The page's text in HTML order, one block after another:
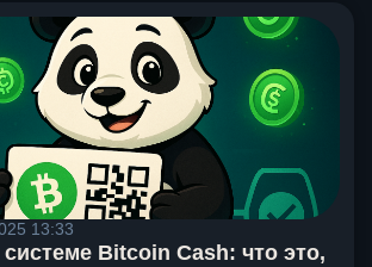
13:33
Bitcoin Cash: что это,